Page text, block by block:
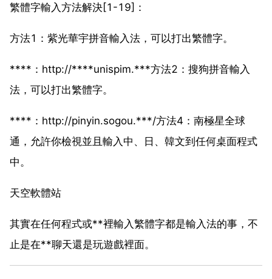
繁體字輸入方法解決[1-19]：
方法1：紫光華宇拼音輸入法，可以打出繁體字。
****：http://****unispim.***方法2：搜狗拼音輸入
法，可以打出繁體字。
****：http://pinyin.sogou.***/方法4：南極星全球
通，允許你檢視並且輸入中、日、韓文到任何桌面程式
中。
天空軟體站
其實在任何程式或**裡輸入繁體字都是輸入法的事，不
止是在**聊天還是玩遊戲裡面。